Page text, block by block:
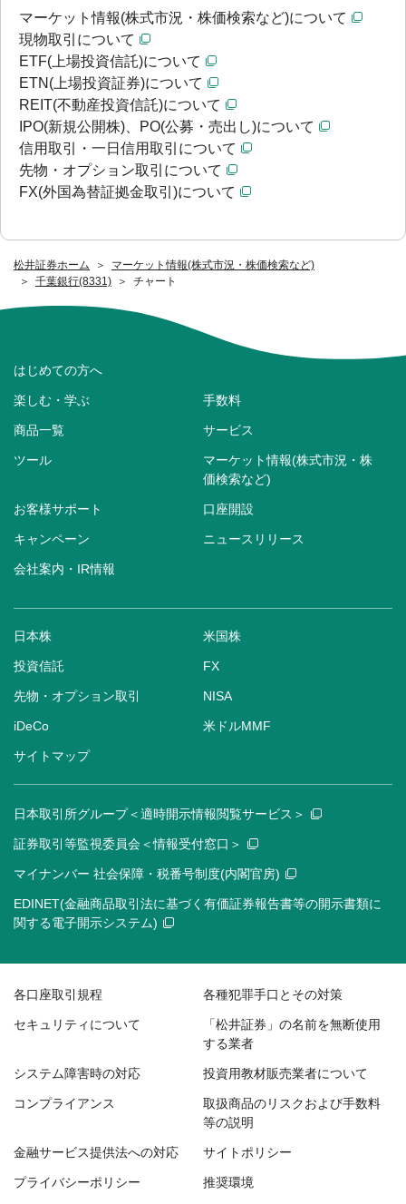
松井証券ホーム
マーケット情報(株式市況・株価検索など)
千葉銀行(8331)
チャート
マーケット情報(株式市況・株価検索など)について
現物取引について
ETF(上場投資信託)について
ETN(上場投資証券)について
REIT(不動産投資信託)について
IPO(新規公開株)、PO(公募・売出し)について
信用取引・一日信用取引について
先物・オプション取引について
FX(外国為替証拠金取引)について
はじめての方へ
楽しむ・学ぶ 手数料
商品一覧 サービス
ツール
マーケット情報(株式市況・株
価検索など)
お客様サポート 口座開設
キャンペーン ニュースリリース
会社案内・IR情報
日本株 米国株
投資信託 FX
先物・オプション取引 NISA
iDeCo 米ドルMMF
サイトマップ
日本取引所グループ＜適時開示情報閲覧サービス＞
証券取引等監視委員会＜情報受付窓口＞
マイナンバー 社会保障・税番号制度(内閣官房)
EDINET(金融商品取引法に基づく有価証券報告書等の開示書類に
関する電子開示システム)
各口座取引規程 各種犯罪手口とその対策
セキュリティについて
「松井証券」の名前を無断使用
する業者
システム障害時の対応 投資用教材販売業者について
コンプライアンス
取扱商品のリスクおよび手数料
等の説明
金融サービス提供法への対応 サイトポリシー
プライバシーポリシー 推奨環境